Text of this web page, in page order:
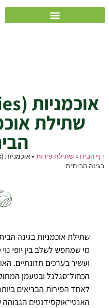
שתילת
דף הבית»שתילת פירות»
בגינה הביתית
שתילת אוכמניות בגינה
מי שמחפש לשלב בין יופי
ועשיר בערכים תזונתיים.
הכחול־סגלגל ובטעמן
לאחד הפירות הבריאים
האנטי־אוקסידנטים